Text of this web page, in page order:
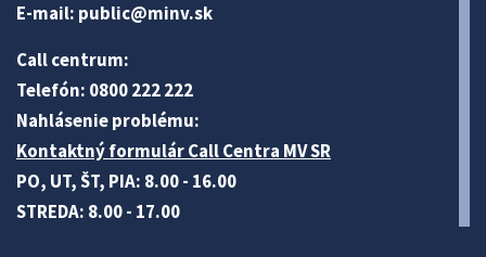
E-mail: public@minv.sk
Call centrum:
Telefón: 0800 222 222
Nahlásenie problému:
Kontaktný formulár Call Centra MV SR
PO, UT, ŠT, PIA: 8.00 - 16.00
STREDA: 8.00 - 17.00